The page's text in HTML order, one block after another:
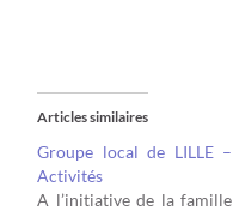
Articles similaires
Groupe local de LILLE –
Activités
A l’initiative de la famille